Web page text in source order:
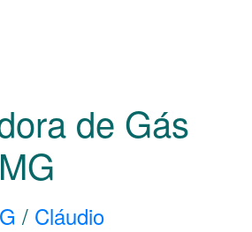
de Gás
MG
/ Cláudio